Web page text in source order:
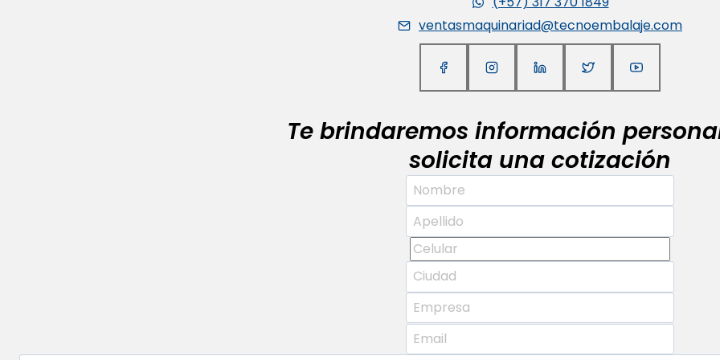
ventasmaquinariad@tecnoembalaje.com
Te brindaremos información
solicita una cotización